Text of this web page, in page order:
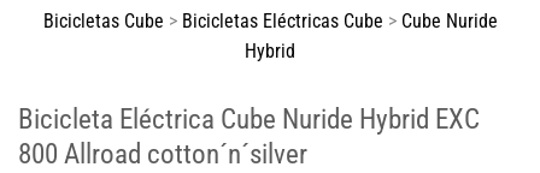
Bicicletas Cube > Bicicletas Eléctricas Cube > Cube Nuride
Hybrid
Bicicleta Eléctrica Cube Nuride Hybrid EXC
800 Allroad cotton´n´silver